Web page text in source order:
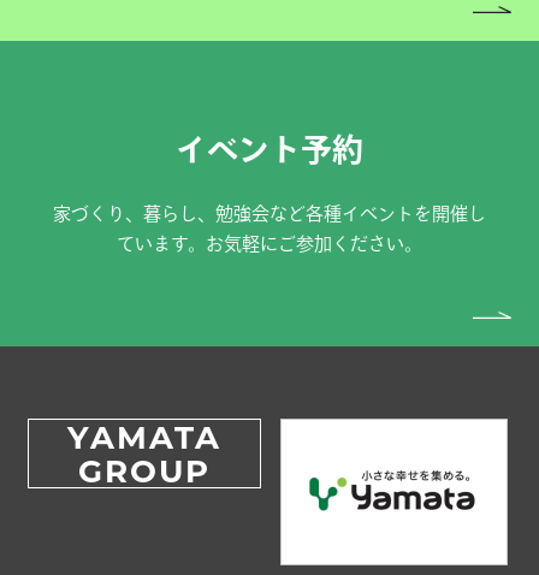
イベント予約
家づくり、暮らし、勉強会など各種イベントを開催し
ています。お気軽にご参加ください。
YAMATA
GROUP